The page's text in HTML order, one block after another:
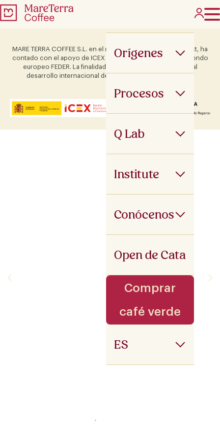
Orígenes
Procesos
Q Lab
Institute
Conócenos
Open de Cata
Comprar
café verde
ES
MARE TERRA COFFEE S.L. en el marco del Programa ICEX Next, ha
contado con el apoyo de ICEX y con la cofinanciación del fondo
europeo FEDER. La finalidad de este apoyo es contribuir al
desarrollo internacional de la empresa y de su entorno.